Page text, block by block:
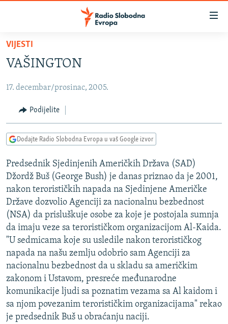
Pređite
glavni
Pređite
Pređite
pretragu
VIJESTI
SRBIJA
KOSOVO
VIZUELNO
VIDEO
FOTOGALERIJE
INFOGRAFIKE
PODCASTI
RAT U UKRAJINI
KINA NA BALKANU
RSE PRIČE IZ SVIJETA
ISPRIČAJ MI
DNEVNO@RSE
SPECIJALI RSE
VIŠE OD NASLOVA
GENOCID U SREBRENICI
PRATITE NAS
VIJESTI
VAŠINGTON
17. decembar/prosinac, 2005.
Podijelite
Dodajte Radio Slobodna Evropa u vaš Google izvor
Predsednik Sjedinjenih Američkih Država (SAD)
Džordž Buš (George Bush) je danas priznao da je 2001,
nakon terorističkih napada na Sjedinjene Američke
Države dozvolio Agenciji za nacionalnu bezbednost
(NSA) da prisluškuje osobe za koje je postojala sumnja
da imaju veze sa terorističkom organizacijom Al-Kaida.
"U sedmicama koje su usledile nakon terorističkog
napada na našu zemlju odobrio sam Agenciji za
nacionalnu bezbednost da u skladu sa američkim
zakonom i Ustavom, presreće međunarodne
komunikacije ljudi sa poznatim vezama sa Al kaidom i
sa njom povezanim terorističkim organizacijama" rekao
je predsednik Buš u obraćanju naciji.